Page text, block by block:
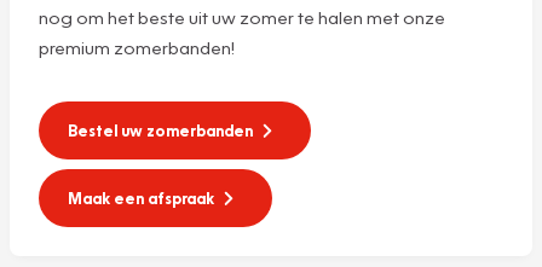
nog om het beste uit uw zomer te halen met onze
premium zomerbanden!
Bestel uw zomerbanden
Maak een afspraak